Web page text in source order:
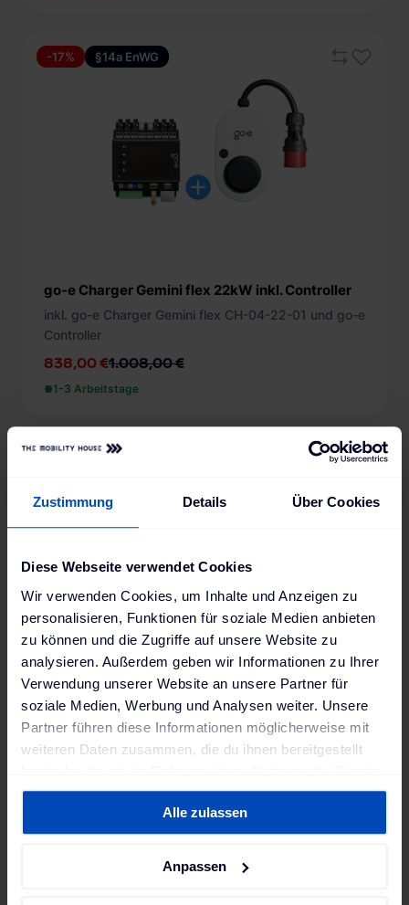
Zustimmung Details Über Cookies
Diese Webseite verwendet Cookies
Wir verwenden Cookies, um Inhalte und Anzeigen zu
personalisieren, Funktionen für soziale Medien anbieten
zu können und die Zugriffe auf unsere Website zu
analysieren. Außerdem geben wir Informationen zu Ihrer
Verwendung unserer Website an unsere Partner für
soziale Medien, Werbung und Analysen weiter. Unsere
Partner führen diese Informationen möglicherweise mit
weiteren Daten zusammen, die du ihnen bereitgestellt
gesammelt haben. Weitere Informationen findest du in
Datenschutzerklärungund unserem
Impressum.
Alle zulassen
Anpassen
-17% §14a EnWG
go-e Charger Gemini flex 22kW inkl. Controller
inkl. go-e Charger Gemini flex CH-04-22-01 und go-e
Controller
838,00 €1.008,00 €
1-3 Arbeitstage
1
NRGkick Pure + PV 12501000-30001002 mobile Ladestation
(22 kW, 5m Typ 2 Kabel, APP, integrierter
749,00 €919,00 €